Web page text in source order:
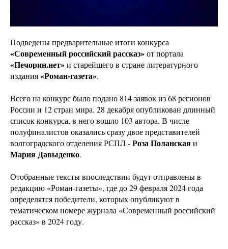
Подведены предварительные итоги конкурса
«Современный российский рассказ»от портала
«Печорин.нет»и старейшего в стране литературного
издания«Роман-газета».
Всего на конкурс было подано 814 заявок из 68 регионов
России и 12 стран мира. 28 декабря опубликован длинный
список конкурса, в него вошло 103 автора. В числе
полуфиналистов оказались сразу двое представителей
волгоградского отделения РСПЛ -Роза Поланскаяи
Мария Давыденко.
Отобранные тексты впоследствии будут отправлены в
редакцию «Роман-газеты», где до 29 февраля 2024 года
определятся победители, которых опубликуют в
тематическом номере журнала «Современный российский
рассказ» в 2024 году.